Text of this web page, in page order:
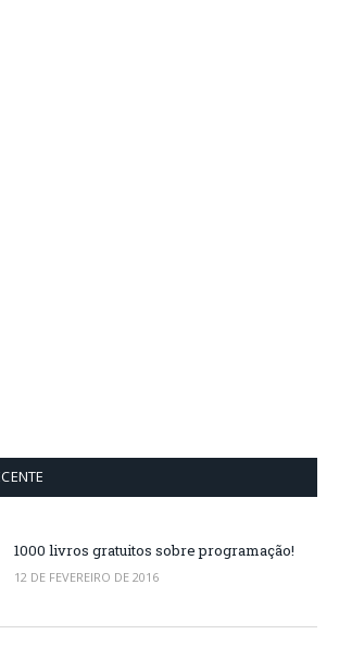
1000 livros gratuitos sobre programação!
12 DE FEVEREIRO DE 2016